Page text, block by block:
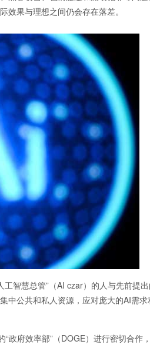
效果与理想之间仍会存在落差。
智慧总管”（AI czar）的人与先前提
中公共和私人资源，应对庞大的AI需
政府效率部”（DOGE）进行密切合